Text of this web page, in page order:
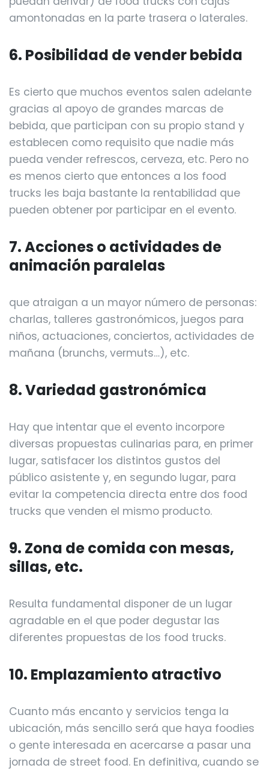
amontonadas en la parte trasera o laterales.
6. Posibilidad de vender bebida
Es cierto que muchos eventos salen adelante
gracias al apoyo de grandes marcas de
bebida, que participan con su propio stand y
establecen como requisito que nadie más
pueda vender refrescos, cerveza, etc. Pero no
es menos cierto que entonces a los food
trucks les baja bastante la rentabilidad que
pueden obtener por participar en el evento.
7. Acciones o actividades de
animación paralelas
que atraigan a un mayor número de personas:
charlas, talleres gastronómicos, juegos para
niños, actuaciones, conciertos, actividades de
mañana (brunchs, vermuts…), etc.
8. Variedad gastronómica
Hay que intentar que el evento incorpore
diversas propuestas culinarias para, en primer
lugar, satisfacer los distintos gustos del
público asistente y, en segundo lugar, para
evitar la competencia directa entre dos food
trucks que venden el mismo producto.
9. Zona de comida con mesas,
sillas, etc.
Resulta fundamental disponer de un lugar
agradable en el que poder degustar las
diferentes propuestas de los food trucks.
10. Emplazamiento atractivo
Cuanto más encanto y servicios tenga la
ubicación, más sencillo será que haya foodies
o gente interesada en acercarse a pasar una
jornada de street food. En definitiva, cuando se